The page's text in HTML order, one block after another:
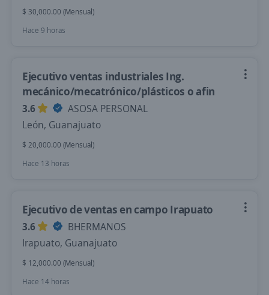
$ 30,000.00 (Mensual)
Hace 9 horas
Ejecutivo ventas industriales Ing.
mecánico/mecatrónico/plásticos o afin
3.6
ASOSA PERSONAL
León, Guanajuato
$ 20,000.00 (Mensual)
Hace 13 horas
Ejecutivo de ventas en campo Irapuato
3.6
BHERMANOS
Irapuato, Guanajuato
$ 12,000.00 (Mensual)
Hace 14 horas